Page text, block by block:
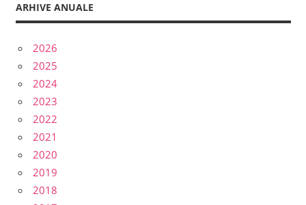
ARHIVE ANUALE
2026
2025
2024
2023
2022
2021
2020
2019
2018